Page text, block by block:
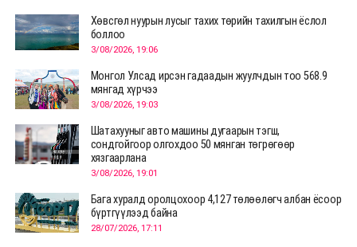
Хөвсгөл нуурын лусыг тахих төрийн тахилгын ёслол
боллоо
3/08/2026, 19:06
Монгол Улсад ирсэн гадаадын жуулчдын тоо 568.9
мянгад хүрчээ
3/08/2026, 19:03
Шатахууныг авто машины дугаарын тэгш,
сондгойгоор олгохдоо 50 мянган төгрөгөөр
хязгаарлана
3/08/2026, 19:01
Бага хуралд оролцохоор 4,127 төлөөлөгч албан ёсоор
бүртгүүлээд байна
28/07/2026, 17:11